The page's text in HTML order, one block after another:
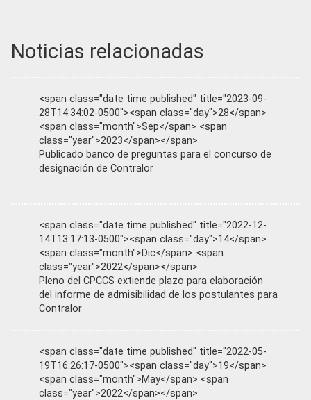
Noticias relacionadas
<span class="date time published" title="2023-09-
28T14:34:02-0500"><span class="day">28</span>
<span class="month">Sep</span> <span
class="year">2023</span></span>
Publicado banco de preguntas para el concurso de
designación de Contralor
<span class="date time published" title="2022-12-
14T13:17:13-0500"><span class="day">14</span>
<span class="month">Dic</span> <span
class="year">2022</span></span>
Pleno del CPCCS extiende plazo para elaboración
del informe de admisibilidad de los postulantes para
Contralor
<span class="date time published" title="2022-05-
19T16:26:17-0500"><span class="day">19</span>
<span class="month">May</span> <span
class="year">2022</span></span>